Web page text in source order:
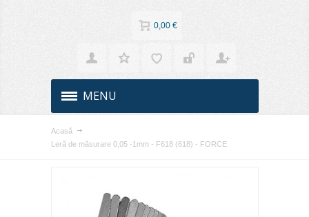
0,00 €
MENU
Acasă
Leră de măsurare 0,05 -1mm - F618 (618) - FORCE